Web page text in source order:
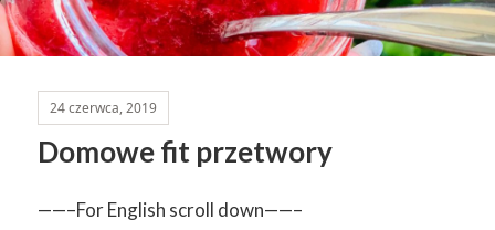
24 czerwca, 2019
Domowe fit przetwory
——–For English scroll down——–